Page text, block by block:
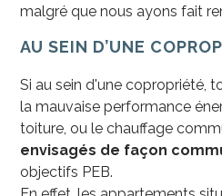
malgré que nous ayons fait
AU SEIN D’UNE
Si au sein d'une copropriété,
la mauvaise performance
toiture, ou le chauffage
envisagés de façon
objectifs PEB.